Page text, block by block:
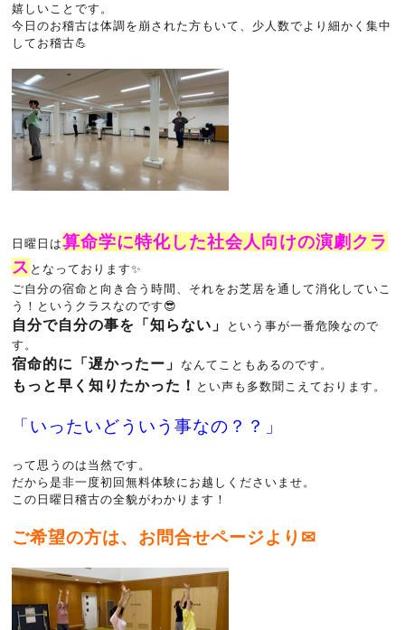
嬉しいことです。
今日のお稽古は体調を崩された方もいて、少人数でより細かく集中
してお稽古💪
日曜日は算命学に特化した社会人向けの演劇クラ
ス となっております✨
ご自分の宿命と向き合う時間、それをお芝居を通して消化していこ
う！というクラスなのです😎
自分で自分の事を「知らない」
という事が一番危険なので
す。
宿命的に「遅かったー」 なんてこともあるのです。
もっと早く知りたかった！ とい声も多数聞こえております。
「いったいどういう事なの？？」
って思うのは当然です。
だから是非一度初回無料体験にお越しくださいませ。
この日曜日稽古の全貌がわかります！
ご希望の方は、お問合せページより✉